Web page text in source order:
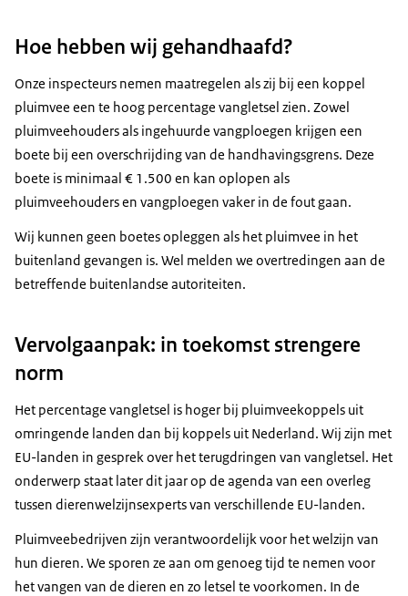
Hoe hebben wij gehandhaafd?
Onze inspecteurs nemen maatregelen als zij bij een koppel
pluimvee een te hoog percentage vangletsel zien. Zowel
pluimveehouders als ingehuurde vangploegen krijgen een
boete bij een overschrijding van de handhavingsgrens. Deze
boete is minimaal € 1.500 en kan oplopen als
pluimveehouders en vangploegen vaker in de fout gaan.
Wij kunnen geen boetes opleggen als het pluimvee in het
buitenland gevangen is. Wel melden we overtredingen aan de
betreffende buitenlandse autoriteiten.
Vervolgaanpak: in toekomst strengere
norm
Het percentage vangletsel is hoger bij pluimveekoppels uit
omringende landen dan bij koppels uit Nederland. Wij zijn met
EU-landen in gesprek over het terugdringen van vangletsel. Het
onderwerp staat later dit jaar op de agenda van een overleg
tussen dierenwelzijnsexperts van verschillende EU-landen.
Pluimveebedrijven zijn verantwoordelijk voor het welzijn van
hun dieren. We sporen ze aan om genoeg tijd te nemen voor
het vangen van de dieren en zo letsel te voorkomen. In de